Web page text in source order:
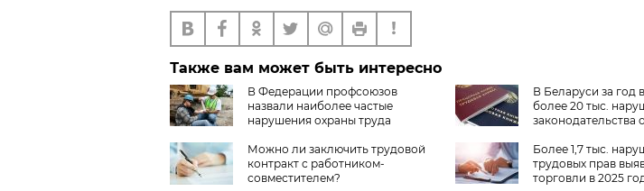
Также вам может быть интересно
В Федерации профсоюзов
назвали наиболее частые
нарушения охраны труда
В Беларуси за год
более 20 тыс.
законодательства
Можно ли заключить трудовой
контракт с работником-
совместителем?
Более 1,7 тыс.
трудовых прав
торговли в 2025